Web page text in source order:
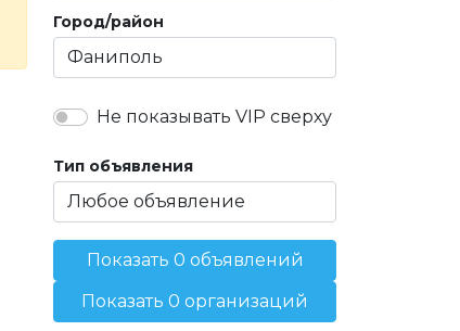
Город/район
Не показывать VIP сверху
Тип объявления
Показать 0 объявлений
Показать 0 организаций